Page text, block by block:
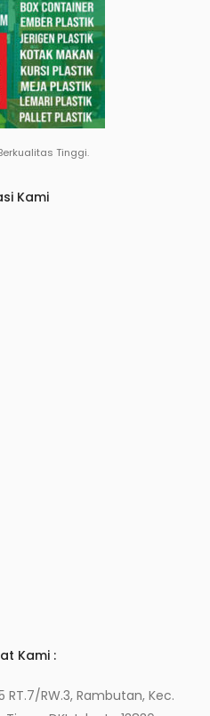
Tinggi.
Kami
Kami :
RT.7/RW.3, Rambutan, Kec.